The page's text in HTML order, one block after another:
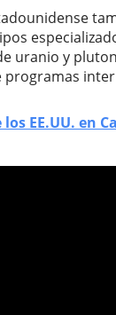
uranio y
programas
EE.UU. en